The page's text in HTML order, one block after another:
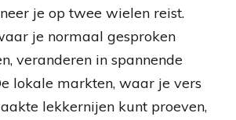
je op twee wielen reist.
je normaal gesproken
veranderen in spannende
lokale markten, waar je vers
lekkernijen kunt proeven,